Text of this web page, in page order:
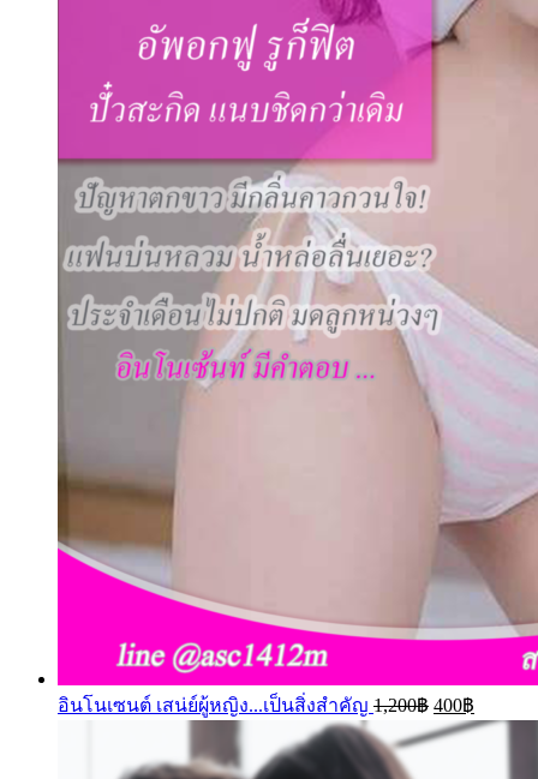
อินโนเซนต์ เสน่ย์ผู้หญิง...เป็นสิ่งสำคัญ 1,200฿ 400฿